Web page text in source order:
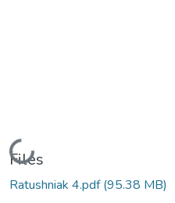
Loading...
Files
Ratushniak 4.pdf(95.38 MB)